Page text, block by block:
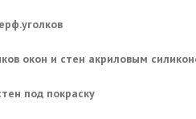
окон и стен акриловым
под покраску